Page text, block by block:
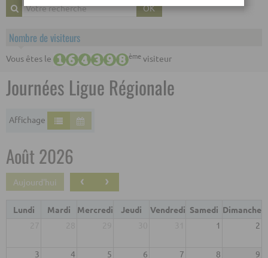
OK
Nombre de visiteurs
Vous êtes le èmevisiteur
Journées Ligue Régionale
Affichage
Août 2026
Aujourd'hui ‹ ›
Lundi Mardi Mercredi Jeudi Vendredi Samedi Dimanche
1 2
3 4 5 6 7 8 9